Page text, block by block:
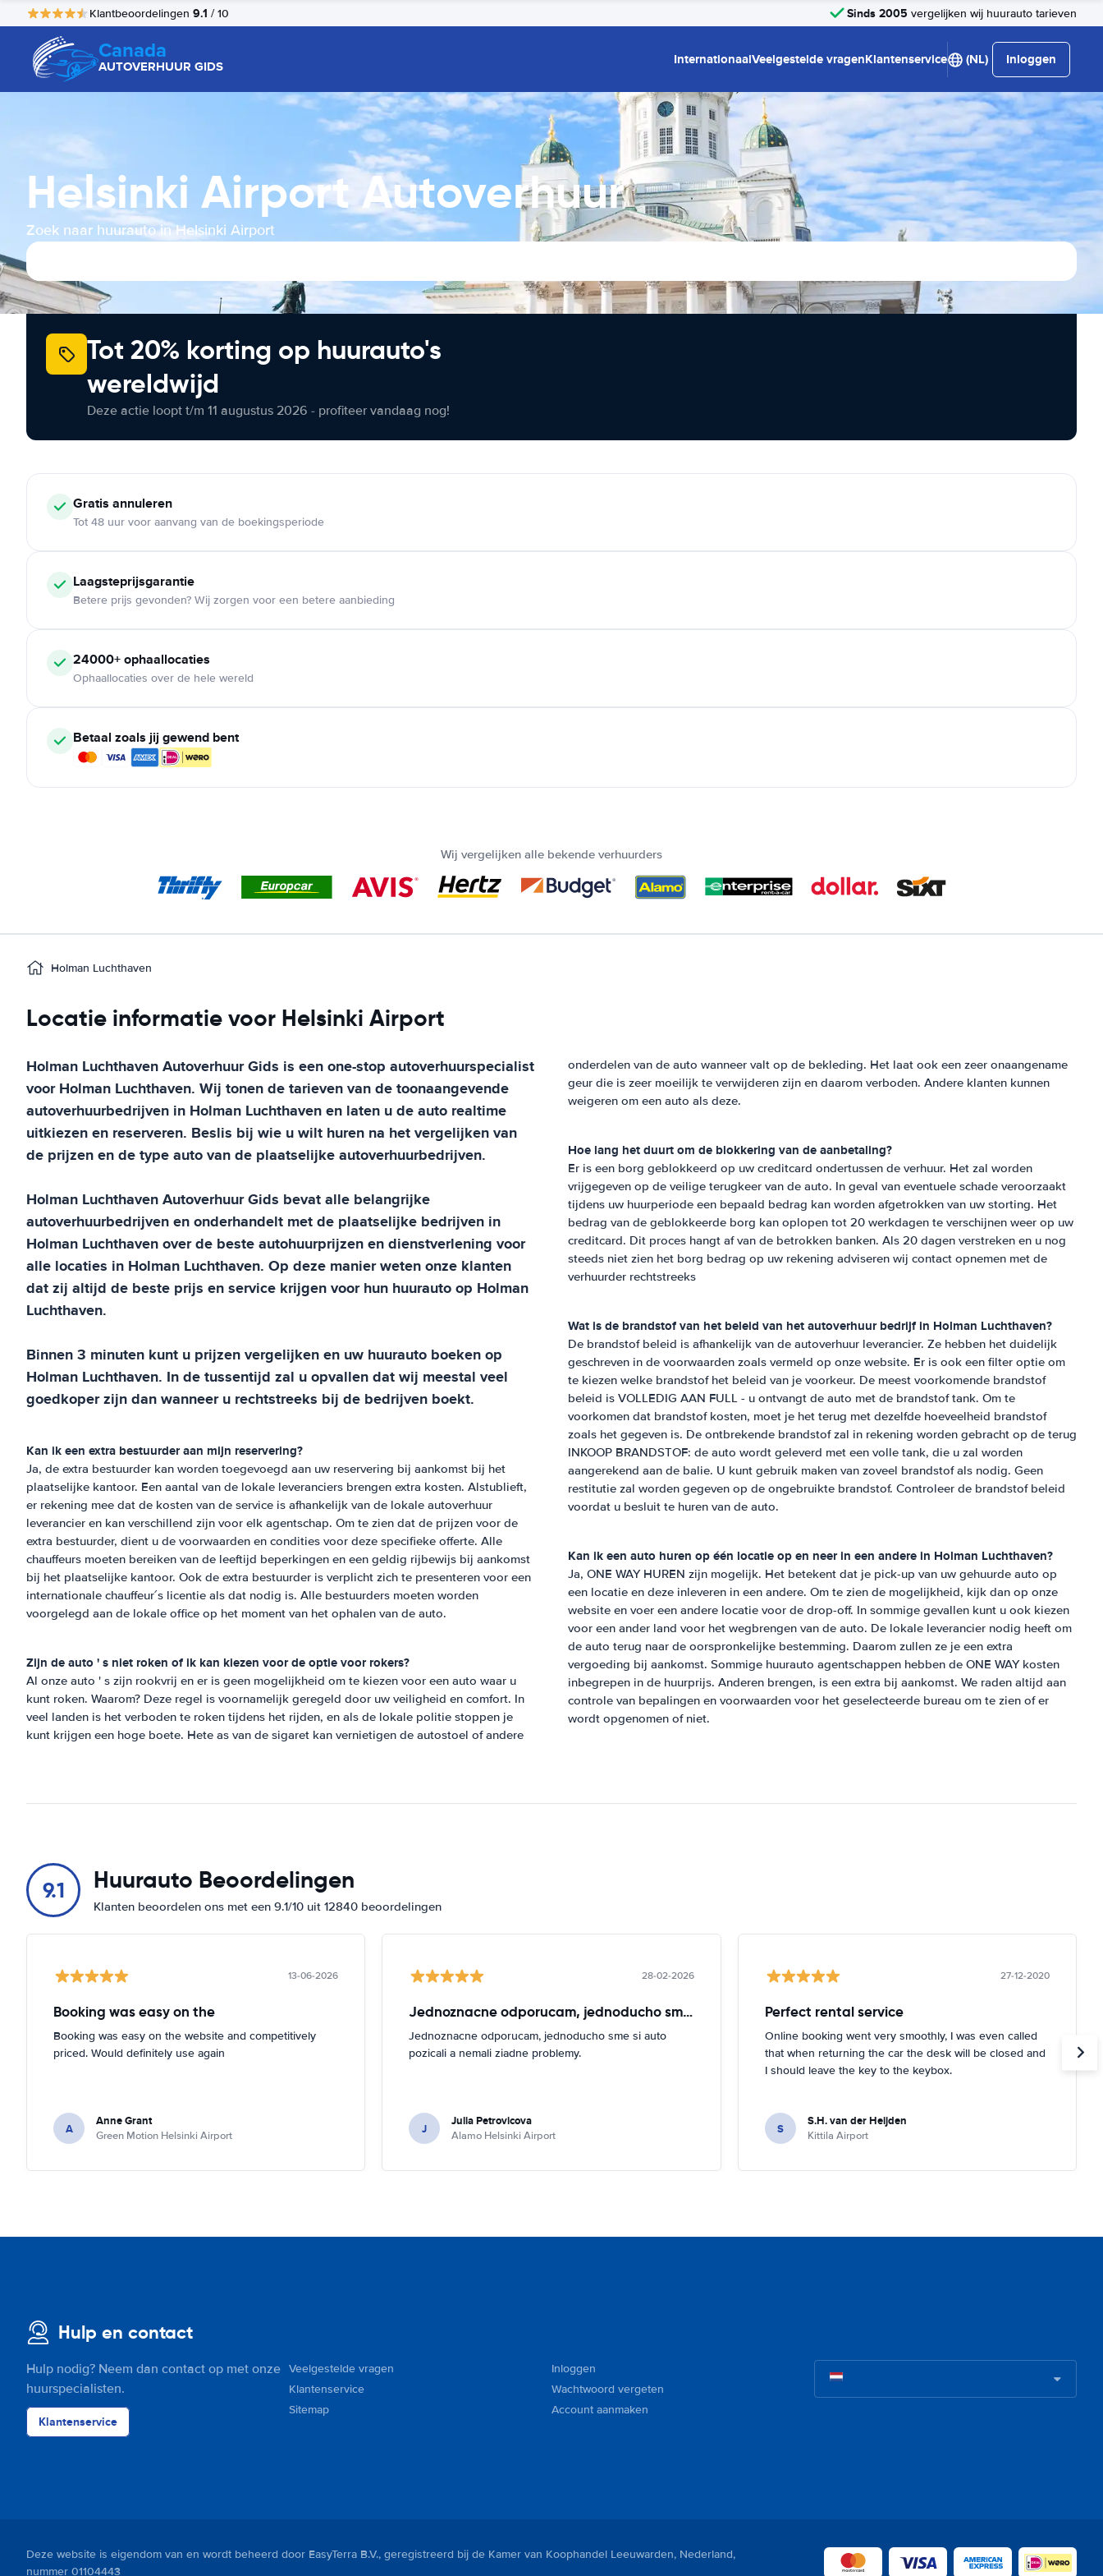
Klantbeoordelingen 9.1 / 10 Sinds 2005 vergelijken wij huurauto tarieven
Canada
AUTOVERHUUR GIDS InternationaalVeelgestelde vragenKlantenservice (NL) Inloggen
Helsinki Airport Autoverhuur
Zoek naar huurauto in Helsinki Airport
Tot 20% korting op huurauto's
wereldwijd
Deze actie loopt t/m 11 augustus 2026 - profiteer vandaag nog!
Gratis annuleren
Tot 48 uur voor aanvang van de boekingsperiode
Laagsteprijsgarantie
Betere prijs gevonden? Wij zorgen voor een betere aanbieding
24000+ ophaallocaties
Ophaallocaties over de hele wereld
Betaal zoals jij gewend bent
Wij vergelijken alle bekende verhuurders
Holman Luchthaven
Locatie informatie voor Helsinki Airport
Holman LuchthavenAutoverhuur Gids is een one-stop autoverhuurspecialist
voorHolman Luchthaven. Wij tonen de tarieven van de toonaangevende
autoverhuurbedrijven in Holman Luchthavenen laten u de auto realtime
uitkiezen en reserveren. Beslis bij wie u wilt huren na het vergelijken van
de prijzen en de type auto van de plaatselijke autoverhuurbedrijven.
Holman LuchthavenAutoverhuur Gids bevat alle belangrijke
autoverhuurbedrijven en onderhandelt met de plaatselijke bedrijven in
Holman Luchthavenover de beste autohuurprijzen en dienstverlening voor
alle locaties in Holman Luchthaven. Op deze manier weten onze klanten
dat zij altijd de beste prijs en service krijgen voor hun huurauto op Holman
Luchthaven.
Binnen 3 minuten kunt u prijzen vergelijken en uw huurauto boeken op
Holman Luchthaven. In de tussentijd zal u opvallen dat wij meestal veel
goedkoper zijn dan wanneer u rechtstreeks bij de bedrijven boekt.
Kan ik een extra bestuurder aan mijn reservering?
Ja, de extra bestuurder kan worden toegevoegd aan uw reservering bij aankomst bij het
plaatselijke kantoor. Een aantal van de lokale leveranciers brengen extra kosten. Alstublieft,
er rekening mee dat de kosten van de service is afhankelijk van de lokale autoverhuur
leverancier en kan verschillend zijn voor elk agentschap. Om te zien dat de prijzen voor de
extra bestuurder, dient u de voorwaarden en condities voor deze specifieke offerte. Alle
chauffeurs moeten bereiken van de leeftijd beperkingen en een geldig rijbewijs bij aankomst
bij het plaatselijke kantoor. Ook de extra bestuurder is verplicht zich te presenteren voor een
internationale chauffeur´s licentie als dat nodig is. Alle bestuurders moeten worden
voorgelegd aan de lokale office op het moment van het ophalen van de auto.
Zijn de auto ' s niet roken of ik kan kiezen voor de optie voor rokers?
Al onze auto ' s zijn rookvrij en er is geen mogelijkheid om te kiezen voor een auto waar u
kunt roken. Waarom? Deze regel is voornamelijk geregeld door uw veiligheid en comfort. In
veel landen is het verboden te roken tijdens het rijden, en als de lokale politie stoppen je
kunt krijgen een hoge boete. Hete as van de sigaret kan vernietigen de autostoel of andere
onderdelen van de auto wanneer valt op de bekleding. Het laat ook een zeer onaangename
geur die is zeer moeilijk te verwijderen zijn en daarom verboden. Andere klanten kunnen
weigeren om een auto als deze.
Hoe lang het duurt om de blokkering van de aanbetaling?
Er is een borg geblokkeerd op uw creditcard ondertussen de verhuur. Het zal worden
vrijgegeven op de veilige terugkeer van de auto. In geval van eventuele schade veroorzaakt
tijdens uw huurperiode een bepaald bedrag kan worden afgetrokken van uw storting. Het
bedrag van de geblokkeerde borg kan oplopen tot 20 werkdagen te verschijnen weer op uw
creditcard. Dit proces hangt af van de betrokken banken. Als 20 dagen verstreken en u nog
steeds niet zien het borg bedrag op uw rekening adviseren wij contact opnemen met de
verhuurder rechtstreeks
Wat is de brandstof van het beleid van het autoverhuur bedrijf in Holman Luchthaven?
De brandstof beleid is afhankelijk van de autoverhuur leverancier. Ze hebben het duidelijk
geschreven in de voorwaarden zoals vermeld op onze website. Er is ook een filter optie om
te kiezen welke brandstof het beleid van je voorkeur. De meest voorkomende brandstof
beleid is VOLLEDIG AAN FULL - u ontvangt de auto met de brandstof tank. Om te
voorkomen dat brandstof kosten, moet je het terug met dezelfde hoeveelheid brandstof
zoals het gegeven is. De ontbrekende brandstof zal in rekening worden gebracht op de terug
INKOOP BRANDSTOF: de auto wordt geleverd met een volle tank, die u zal worden
aangerekend aan de balie. U kunt gebruik maken van zoveel brandstof als nodig. Geen
restitutie zal worden gegeven op de ongebruikte brandstof. Controleer de brandstof beleid
voordat u besluit te huren van de auto.
Kan ik een auto huren op één locatie op en neer in een andere in Holman Luchthaven?
Ja, ONE WAY HUREN zijn mogelijk. Het betekent dat je pick-up van uw gehuurde auto op
een locatie en deze inleveren in een andere. Om te zien de mogelijkheid, kijk dan op onze
website en voer een andere locatie voor de drop-off. In sommige gevallen kunt u ook kiezen
voor een ander land voor het wegbrengen van de auto. De lokale leverancier nodig heeft om
de auto terug naar de oorspronkelijke bestemming. Daarom zullen ze je een extra
vergoeding bij aankomst. Sommige huurauto agentschappen hebben de ONE WAY kosten
inbegrepen in de huurprijs. Anderen brengen, is een extra bij aankomst. We raden altijd aan
controle van bepalingen en voorwaarden voor het geselecteerde bureau om te zien of er
wordt opgenomen of niet.
9.1 Huurauto Beoordelingen
Klanten beoordelen ons met een 9.1/10 uit 12840 beoordelingen
13-06-2026
Booking was easy on the
Booking was easy on the website and competitively
priced. Would definitely use again
A Anne Grant
Green Motion Helsinki Airport
28-02-2026
Jednoznacne odporucam, jednoducho sme si
Jednoznacne odporucam, jednoducho sme si auto
pozicali a nemali ziadne problemy.
J Julia Petrovicova
Alamo Helsinki Airport
27-12-2020
Perfect rental service
Online booking went very smoothly, I was even called
that when returning the car the desk will be closed and
I should leave the key to the keybox.
S S.H. van der Heijden
Kittila Airport
Hulp en contact
Hulp nodig? Neem dan contact op met onze
huurspecialisten.
Klantenservice
Veelgestelde vragen
Klantenservice
Sitemap
Inloggen
Wachtwoord vergeten
Account aanmaken
Deze website is eigendom van en wordt beheerd door EasyTerra B.V., geregistreerd bij de Kamer van Koophandel Leeuwarden, Nederland,
nummer 01104443